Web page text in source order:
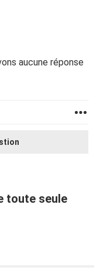
aucune réponse
toute seule